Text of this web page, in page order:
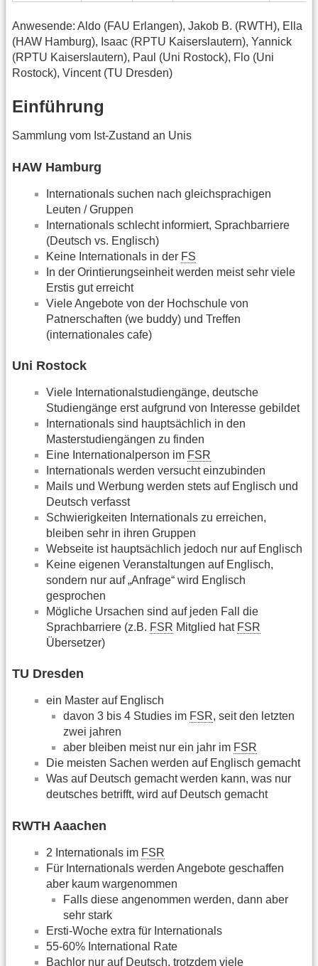
Anwesende: Aldo (FAU Erlangen), Jakob B. (RWTH), Ella
(HAW Hamburg), Isaac (RPTU Kaiserslautern), Yannick
(RPTU Kaiserslautern), Paul (Uni Rostock), Flo (Uni
Rostock), Vincent (TU Dresden)
Einführung
Sammlung vom Ist-Zustand an Unis
HAW Hamburg
Internationals suchen nach gleichsprachigen
Leuten / Gruppen
Internationals schlecht informiert, Sprachbarriere
(Deutsch vs. Englisch)
Keine Internationals in der FS
In der Orintierungseinheit werden meist sehr viele
Erstis gut erreicht
Viele Angebote von der Hochschule von
Patnerschaften (we buddy) und Treffen
(internationales cafe)
Uni Rostock
Viele Internationalstudiengänge, deutsche
Studiengänge erst aufgrund von Interesse gebildet
Internationals sind hauptsächlich in den
Masterstudiengängen zu finden
Eine Internationalperson im FSR
Internationals werden versucht einzubinden
Mails und Werbung werden stets auf Englisch und
Deutsch verfasst
Schwierigkeiten Internationals zu erreichen,
bleiben sehr in ihren Gruppen
Webseite ist hauptsächlich jedoch nur auf Englisch
Keine eigenen Veranstaltungen auf Englisch,
sondern nur auf „Anfrage“ wird Englisch
gesprochen
Mögliche Ursachen sind auf jeden Fall die
Sprachbarriere (z.B. FSR Mitglied hat FSR
Übersetzer)
TU Dresden
ein Master auf Englisch
davon 3 bis 4 Studies im FSR, seit den letzten
zwei jahren
aber bleiben meist nur ein jahr im FSR
Die meisten Sachen werden auf Englisch gemacht
Was auf Deutsch gemacht werden kann, was nur
deutsches betrifft, wird auf Deutsch gemacht
RWTH Aaachen
2 Internationals im FSR
Für Internationals werden Angebote geschaffen
aber kaum wargenommen
Falls diese angenommen werden, dann aber
sehr stark
Ersti-Woche extra für Internationals
55-60% International Rate
Bachlor nur auf Deutsch, trotzdem viele